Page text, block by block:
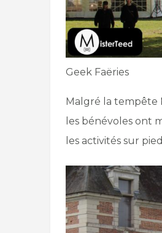
Geek Faëries
Malgré la tempête
les bénévoles ont
les activités sur